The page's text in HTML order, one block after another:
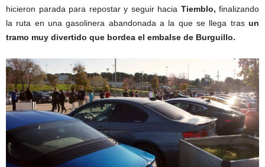
hicieron parada para repostar y seguir hacia Tiemblo, finalizando
la ruta en una gasolinera abandonada a la que se llega tras un
tramo muy divertido que bordea el embalse de Burguillo.